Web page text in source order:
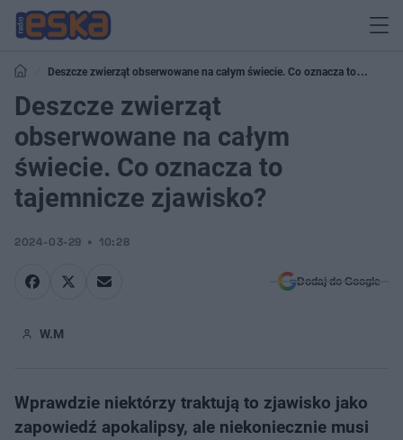
Deszcze zwierząt obserwowane na całym świecie. Co oznacza to
tajemnicze zjawisko?
Deszcze zwierząt
obserwowane na całym
świecie. Co oznacza to
tajemnicze zjawisko?
2024-03-29 10:28
Dodaj do Google
W.M
Wprawdzie niektórzy traktują to zjawisko jako
zapowiedź apokalipsy, ale niekoniecznie musi